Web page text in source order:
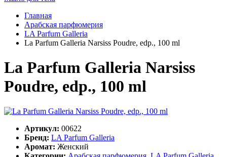
Главная
Арабская парфюмерия
LA Parfum Galleria
La Parfum Galleria Narsiss Poudre, edp., 100 ml
La Parfum Galleria Narsiss
Poudre, edp., 100 ml
Артикул: 00622
Бренд: LA Parfum Galleria
Аромат: Женский